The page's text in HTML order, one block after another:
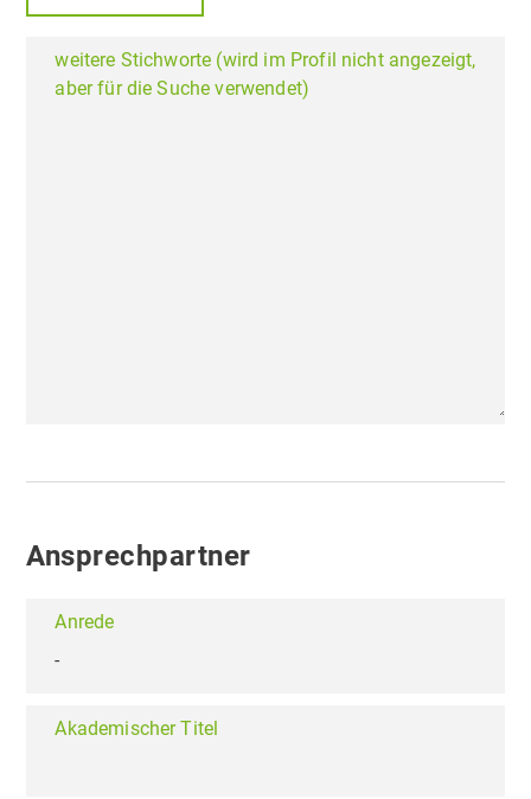
weitere Stichworte (wird im Profil nicht angezeigt,
aber für die Suche verwendet)
Ansprechpartner
Anrede
Akademischer Titel